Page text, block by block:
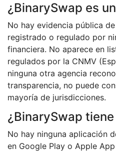
¿BinarySwap es
No hay evidencia pública
registrado o regulado por
financiera. No aparece en
regulados por la CNMV
ninguna otra agencia
transparencia, no puede
mayoría de jurisdicciones.
¿BinarySwap
No hay ninguna aplicación
en Google Play o Apple